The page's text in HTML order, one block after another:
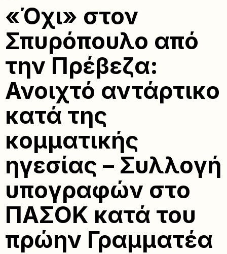
«Όχι» στον
Σπυρόπουλο από
την Πρέβεζα:
Ανοιχτό αντάρτικο
κατά της
κομματικής
ηγεσίας – Συλλογή
υπογραφών στο
ΠΑΣΟΚ κατά του
πρώην Γραμματέα